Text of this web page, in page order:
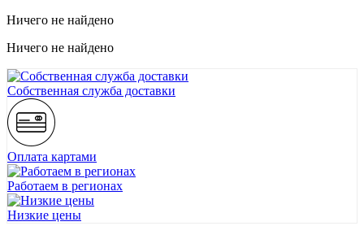
Ничего не найдено
Ничего не найдено
Собственная служба доставки
Оплата картами
Работаем в регионах
Низкие цены